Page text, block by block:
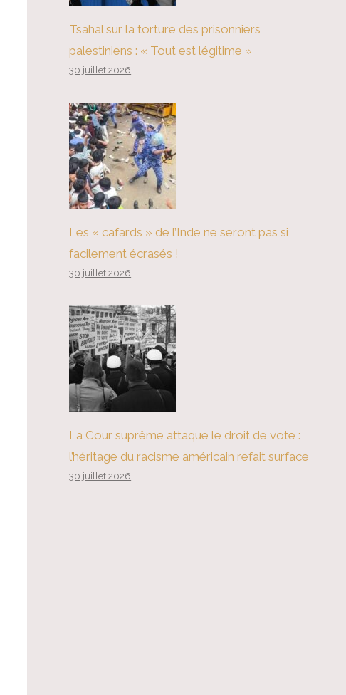
Tsahal sur la torture des prisonniers
palestiniens : « Tout est légitime »
30 juillet 2026
Les « cafards » de l’Inde ne seront pas si
facilement écrasés !
30 juillet 2026
La Cour suprême attaque le droit de vote :
l’héritage du racisme américain refait surface
30 juillet 2026